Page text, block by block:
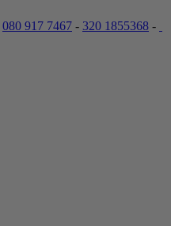
080 917 7467 - 320 1855368 -